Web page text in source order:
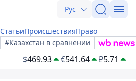
Рус
СтатьиПроисшествияПраво
#Казахстан в сравнении
$469.93 €541.64 ₽5.71